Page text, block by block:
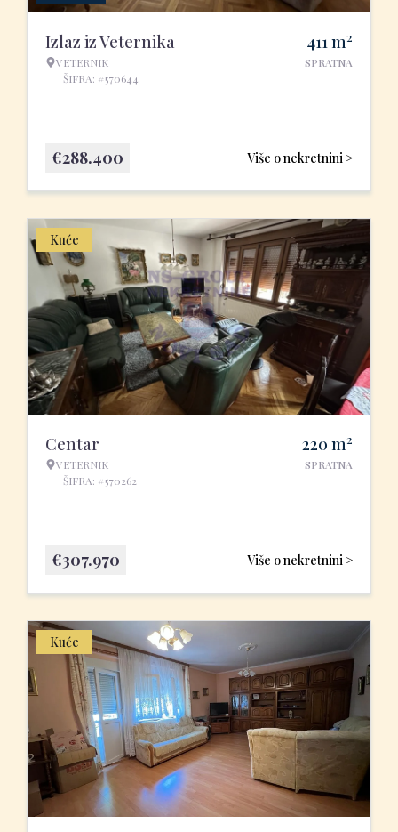
Izlaz iz Veternika
VETERNIK
ŠIFRA: #570644
411m2
SPRATNA
Više o nekretnini >
€288.400
Kuće
Centar
VETERNIK
ŠIFRA: #570262
220 m2
SPRATNA
Više o nekretnini >
€307.970
Kuće